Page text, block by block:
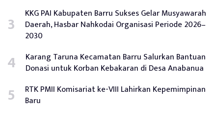
KKG PAI Kabupaten Barru Sukses Gelar Musyawarah
Daerah, Hasbar Nahkodai Organisasi Periode 2026–
2030
Karang Taruna Kecamatan Barru Salurkan Bantuan
Donasi untuk Korban Kebakaran di Desa Anabanua
RTK PMII Komisariat ke-VIII Lahirkan Kepemimpinan
Baru